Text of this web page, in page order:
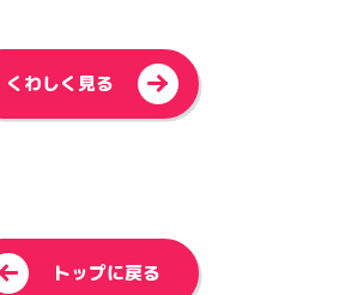
くわしく見る >
< トップに戻る